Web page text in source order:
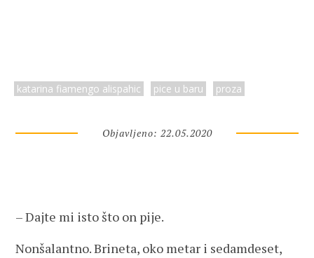
katarina fiamengo alispahic pice u baru proza
Objavljeno: 22.05.2020
– Dajte mi isto što on pije.
Nonšalantno. Brineta, oko metar i sedamdeset,